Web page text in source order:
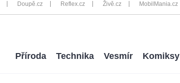
Doupě.cz Reflex.cz Živě.cz MobilMania.cz
Příroda Technika Vesmír Komiksy